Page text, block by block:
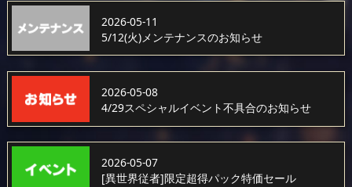
2026-05-11
5/12(火)メンテナンスのお知らせ
2026-05-08
4/29スペシャルイベント不具合のお知らせ
2026-05-07
[異世界従者]限定超得パック特価セール